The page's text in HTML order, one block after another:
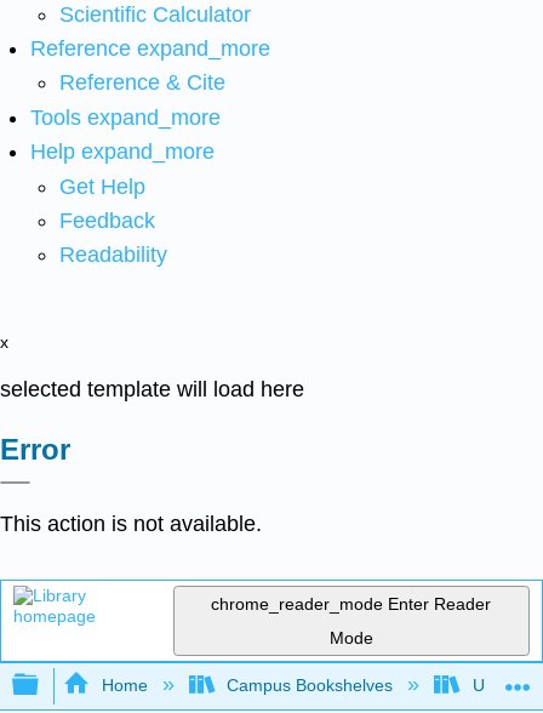
Scientific Calculator
Reference expand_more
Reference & Cite
Tools expand_more
Help expand_more
Get Help
Feedback
Readability
x
selected template will load here
Error
This action is not available.
chrome_reader_mode Enter Reader
Mode
Expand/collapse global hierarchy
Home Campus Bookshelves